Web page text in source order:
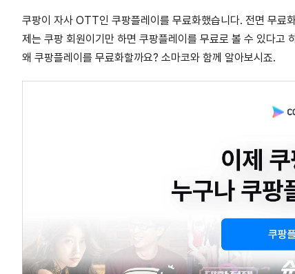
쿠팡이 자사 OTT인 쿠팡플레이를 무료화했습니다. 전면 무료
제는 쿠팡 회원이기만 하면 쿠팡플레이를 무료로 볼 수 있다고
왜 쿠팡플레이를 무료화할까요? 소마코와 함께 알아보시죠.